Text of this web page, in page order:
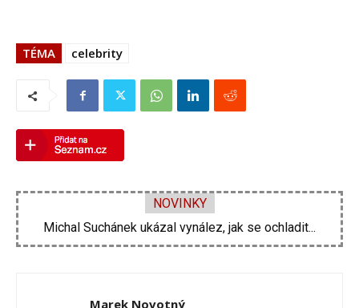
TÉMA celebrity
NOVINKY
Michal Suchánek ukázal vynález, jak se ochladit...
Marek Novotný